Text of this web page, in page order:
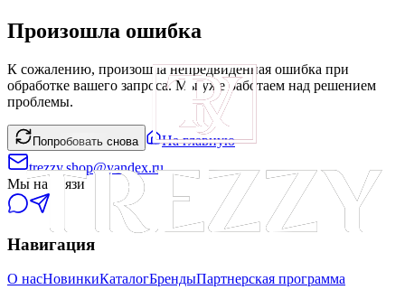
Произошла ошибка
К сожалению, произошла непредвиденная ошибка при
обработке вашего запроса. Мы уже работаем над решением
проблемы.
Попробовать снова
На главную
trezzy.shop@yandex.ru
Мы на связи
Навигация
О насНовинкиКаталогБрендыПартнерская программа